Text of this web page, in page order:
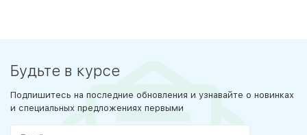
Будьте в курсе
Подпишитесь на последние обновления и узнавайте о новинках
и специальных предложениях первыми